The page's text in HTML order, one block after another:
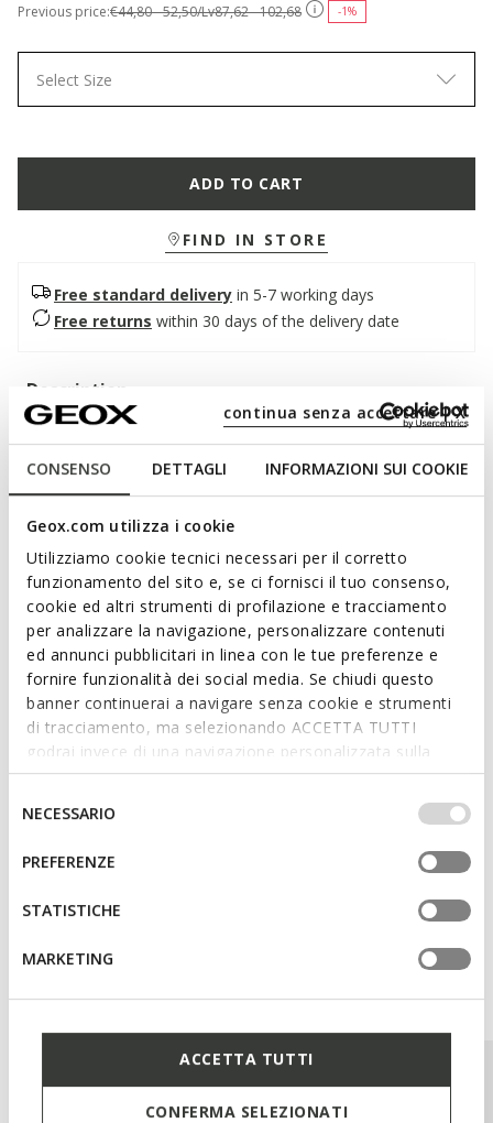
CONSENSO DETTAGLI INFORMAZIONI SUI COOKIE
Geox.com utilizza i cookie
Utilizziamo cookie tecnici necessari per il corretto
funzionamento del sito e, se ci fornisci il tuo consenso,
cookie ed altri strumenti di profilazione e tracciamento
per analizzare la navigazione, personalizzare contenuti
ed annunci pubblicitari in linea con le tue preferenze e
fornire funzionalità dei social media. Se chiudi questo
banner continuerai a navigare senza cookie e strumenti
di tracciamento, ma selezionando ACCETTA TUTTI
godrai invece di una navigazione personalizzata sulla
base dei tuoi gusti ed interessi. Selezionando
IMPOSTAZIONI potrai anche scegliere quali cookies ed
altri strumenti di tracciamento autorizzare. Per maggiori
informazioni o per modificare in qualsiasi momento le
tue impostazioni, visita la nostra
del
consenso
NECESSARIO
PREFERENZE
STATISTICHE
MARKETING
ACCETTA TUTTI
CONFERMA SELEZIONATI
continua senza accettare | X
Previous price:€44,80 - 52,50/Lv87,62 - 102,68 -1%
Select Size
ADD TO CART
FIND IN STORE
Free standard delivery in 5-7 working days
Free returns within 30 days of the delivery date
Description
Low-cut junior sneakers inspired by tennis, featuring a
white details, they complete any everyday outfit, at school or
during leisure time. Made of suede and leather-effect
material, they are breathable and comfortable with an
impeccable casual look.
ITEM CODE:J65LSC022BCC4211
Read more
Features
Riptape fastening; Removable insole
Materials
You may also like